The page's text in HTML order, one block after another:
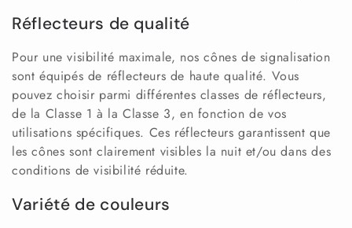
Réflecteurs de qualité
Pour une visibilité maximale, nos cônes de signalisation
sont équipés de réflecteurs de haute qualité. Vous
pouvez choisir parmi différentes classes de réflecteurs,
de la Classe 1 à la Classe 3, en fonction de vos
utilisations spécifiques. Ces réflecteurs garantissent que
les cônes sont clairement visibles la nuit et/ou dans des
conditions de visibilité réduite.
Variété de couleurs